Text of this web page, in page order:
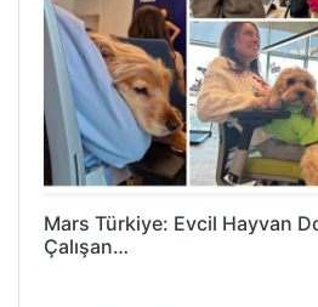
Mars Türkiye: Evcil Hayvan
Çalışan…